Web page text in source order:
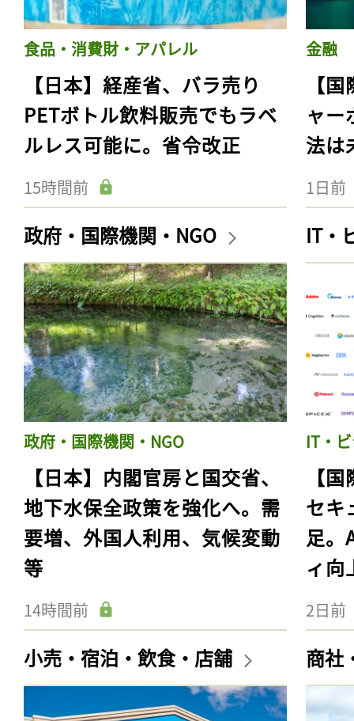
食品・消費財・アパレル
【日本】経産省、バラ売り
PETボトル飲料販売でもラベ
ルレス可能に。省令改正
15時間前
金融
【
ャー
法は
1日前
政府・国際機関・NGO
政府・国際機関・NGO
【日本】内閣官房と国交省、
地下水保全政策を強化へ。需
要増、外国人利用、気候変動
等
14時間前
IT・
IT・
【
セキ
足。
ィ向
2日前
小売・宿泊・飲食・店舗 商社